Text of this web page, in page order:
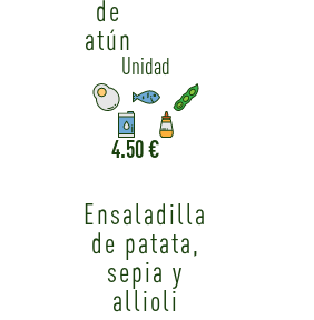
de
atún
Unidad
4.50 €
Ensaladilla
de patata,
sepia y
allioli